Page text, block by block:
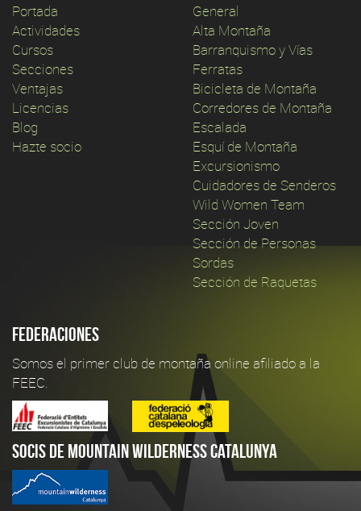
Portada
Actividades
Cursos
Secciones
Ventajas
Licencias
Blog
Hazte socio
General
Alta Montaña
Barranquismo y Vías
Ferratas
Bicicleta de Montaña
Corredores de Montaña
Escalada
Esquí de Montaña
Excursionismo
Cuidadores de Senderos
Wild Women Team
Sección Joven
Sección de Personas
Sordas
Sección de Raquetas
Federaciones
Somos el primer club de montaña online afiliado a la
FEEC.
Socis de Mountain Wilderness Catalunya